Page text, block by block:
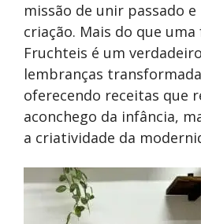
missão de unir passado
criação. Mais do que
Fruchteis é um
lembranças
oferecendo receitas que
aconchego da infância,
a criatividade da